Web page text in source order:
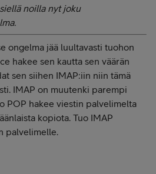
noilla nyt joku
ongelma jää luultavasti tuohon
hakee sen kautta sen väärän
sen siihen IMAP:iin niin tämä
IMAP on muutenki parempi
POP hakee viestin palvelimelta
kopiota. Tuo IMAP
palvelimelle.